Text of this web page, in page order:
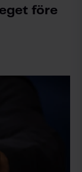
före